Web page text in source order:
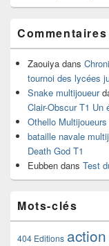
Zaouiya dans
tournoi des lycées
Snake multijoueur
Clair-Obscur T1 Un
Othello Multijoueurs
bataille navale
Death God T1
Eubben dans Test
Mots-clés
404 Editions action